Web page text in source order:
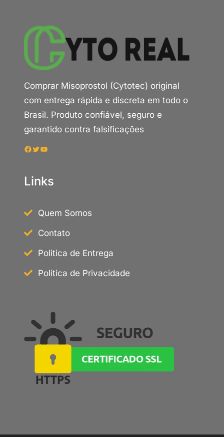
Comprar Misoprostol (Cytotec) original
com entrega rápida e discreta em todo o
Brasil. Produto confiável, seguro e
garantido contra falsificações
Facebook Twitter Youtube
Links
Quem Somos
Contato
Politica de Entrega
Politica de Privacidade